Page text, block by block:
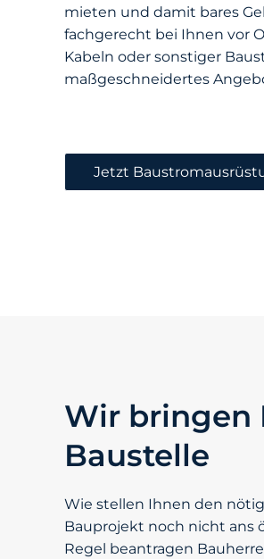
mieten und damit bares
fachgerecht bei Ihnen vor
Kabeln oder sonstiger
maßgeschneidertes
Jetzt
Wir bringen
Baustelle
Wie stellen Ihnen den
Bauprojekt noch nicht ans
Regel beantragen